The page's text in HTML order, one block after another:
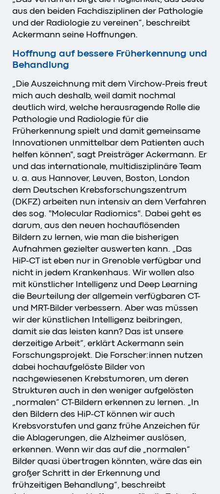
aus den beiden Fachdisziplinen der Pathologie
und der Radiologie zu vereinen“, beschreibt
Ackermann seine Hoffnungen.
Hoffnung auf bessere Früherkennung und
Behandlung
„Die Auszeichnung mit dem Virchow-Preis freut
mich auch deshalb, weil damit nochmal
deutlich wird, welche herausragende Rolle die
Pathologie und Radiologie für die
Früherkennung spielt und damit gemeinsame
Innovationen unmittelbar dem Patienten auch
helfen können", sagt Preisträger Ackermann. Er
und das internationale, multidisziplinäre Team
u. a. aus Hannover, Leuven, Boston, London
dem Deutschen Krebsforschungszentrum
(DKFZ) arbeiten nun intensiv an dem Verfahren
des sog. "Molecular Radiomics". Dabei geht es
darum, aus den neuen hochauflösenden
Bildern zu lernen, wie man die bisherigen
Aufnahmen gezielter auswerten kann. „Das
HiP-CT ist eben nur in Grenoble verfügbar und
nicht in jedem Krankenhaus. Wir wollen also
mit künstlicher Intelligenz und Deep Learning
die Beurteilung der allgemein verfügbaren CT-
und MRT-Bilder verbessern. Aber was müssen
wir der künstlichen Intelligenz beibringen,
damit sie das leisten kann? Das ist unsere
derzeitige Arbeit“, erklärt Ackermann sein
Forschungsprojekt. Die Forscher:innen nutzen
dabei hochaufgelöste Bilder von
nachgewiesenen Krebstumoren, um deren
Strukturen auch in den weniger aufgelösten
„normalen“ CT-Bildern erkennen zu lernen. „In
den Bildern des HiP-CT können wir auch
Krebsvorstufen und ganz frühe Anzeichen für
die Ablagerungen, die Alzheimer auslösen,
erkennen. Wenn wir das auf die „normalen“
Bilder quasi übertragen könnten, wäre das ein
großer Schritt in der Erkennung und
frühzeitigen Behandlung“, beschreibt